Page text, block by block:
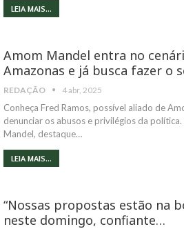
LEIA MAIS...
Amom Mandel entra no
Amazonas e já busca fazer o
REDAÇÃO 4 abr, 2025
Conheça Fred Ramos, possível aliado de
denunciar os abusos e privilégios da
Mandel, destaque…
LEIA MAIS...
“Nossas propostas estão na
neste domingo, confiante…